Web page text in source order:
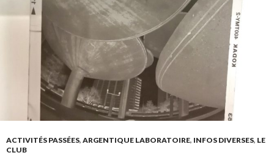
ACTIVITÉS PASSÉES, ARGENTIQUE LABORATOIRE, INFOS DIVERSES, LE
CLUB